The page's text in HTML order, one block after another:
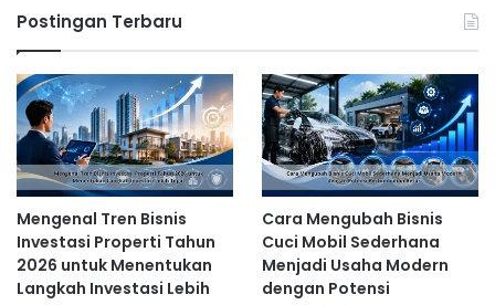
Postingan Terbaru
Mengenal Tren Bisnis
Investasi Properti Tahun
2026 untuk Menentukan
Langkah Investasi Lebih
Cara Mengubah Bisnis
Cuci Mobil Sederhana
Menjadi Usaha Modern
dengan Potensi